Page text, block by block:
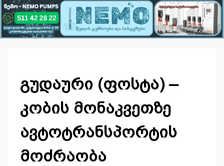
გუდაური (ფოსტა) –
კობის მონაკვეთზე
ავტოტრანსპორტის
მოძრაობა